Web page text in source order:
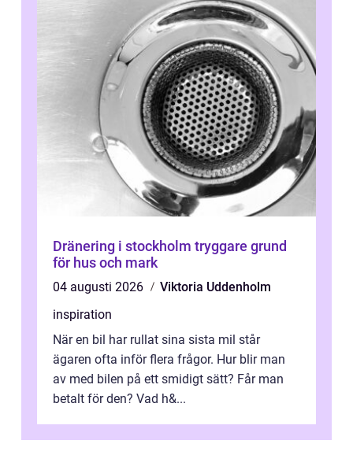
Dränering i stockholm tryggare grund
för hus och mark
04 augusti 2026
Viktoria Uddenholm
inspiration
När en bil har rullat sina sista mil står
ägaren ofta inför flera frågor. Hur blir man
av med bilen på ett smidigt sätt? Får man
betalt för den? Vad h&...